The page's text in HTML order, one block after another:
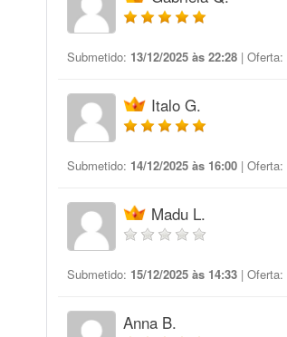
Submetido: 13/12/2025 às 22:28 | Oferta:
Italo G.
Submetido: 14/12/2025 às 16:00 | Oferta:
Madu L.
Submetido: 15/12/2025 às 14:33 | Oferta:
Anna B.